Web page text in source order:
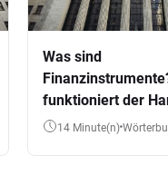
Was sind
funktioniert der
Aktien, ETFs & Co.
14 Minute(n)